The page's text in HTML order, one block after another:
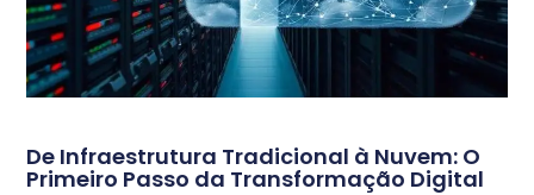
De Infraestrutura Tradicional à Nuvem: O
Primeiro Passo da Transformação Digital